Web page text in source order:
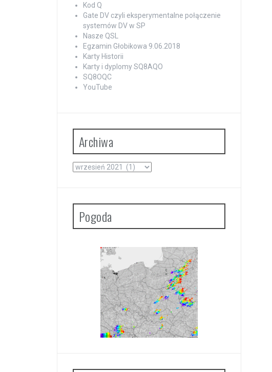
Kod Q
Gate DV czyli eksperymentalne połączenie
systemów DV w SP
Nasze QSL
Egzamin Głobikowa 9.06.2018
Karty Historii
Karty i dyplomy SQ8AQO
SQ8OQC
YouTube
Archiwa
Archiwa
Pogoda